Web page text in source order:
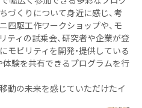
づくりについて身近に感じ、考
四駆工作ワークショップや、モ
ティの試乗会、研究者や企業が登
モビリティを開発・提供している
験を共有できるプログラムを行
動の未来を感じていただけたイ